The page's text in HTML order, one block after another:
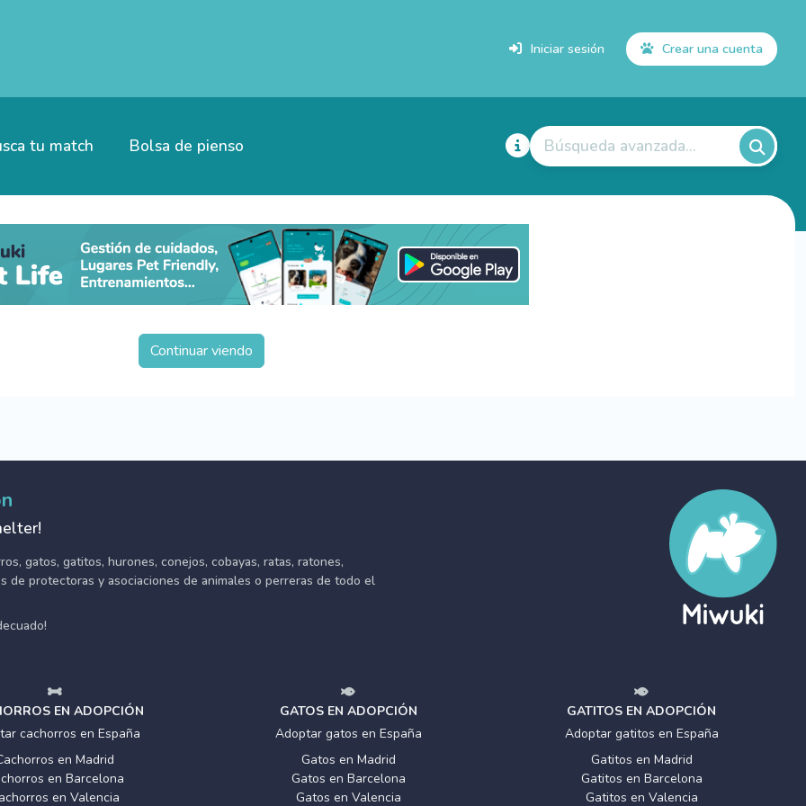
Iniciar sesión Crear una cuenta
tu match Bolsa de pienso Búsqueda avanzada...
Continuar viendo
gatos, gatitos, hurones, conejos, cobayas, ratas, ratones,
de protectoras y asociaciones de animales o perreras de todo el
EN ADOPCIÓN
cachorros en España
en Madrid
en Barcelona
en Valencia
GATOS EN ADOPCIÓN
Adoptar gatos en España
Gatos en Madrid
Gatos en Barcelona
Gatos en Valencia
GATITOS EN ADOPCIÓN
Adoptar gatitos en España
Gatitos en Madrid
Gatitos en Barcelona
Gatitos en Valencia